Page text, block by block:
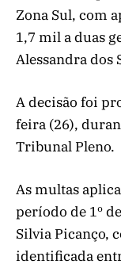
Zona Sul, com
1,7 mil a duas
Alessandra dos
A decisão foi
feira (26),
Tribunal Pleno.
As multas
período de 1º
Silvia Picanço,
identificada